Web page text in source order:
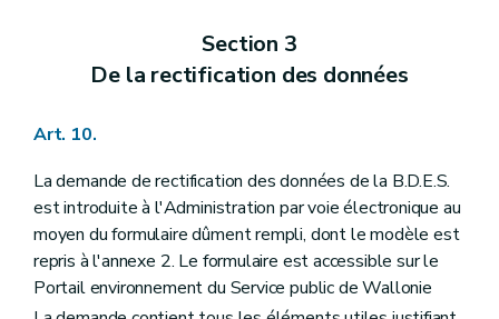
Section 3
De la rectification des données
Art. 10.
La demande de rectification des données de la B.D.E.S.
est introduite à l'Administration par voie électronique au
moyen du formulaire dûment rempli, dont le modèle est
repris à l'annexe 2. Le formulaire est accessible sur le
Portail environnement du Service public de Wallonie